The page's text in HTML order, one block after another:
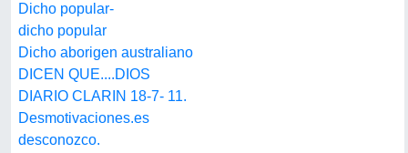
Dicho popular-
dicho popular
Dicho aborigen australiano
DICEN QUE....DIOS
DIARIO CLARIN 18-7- 11.
Desmotivaciones.es
desconozco.